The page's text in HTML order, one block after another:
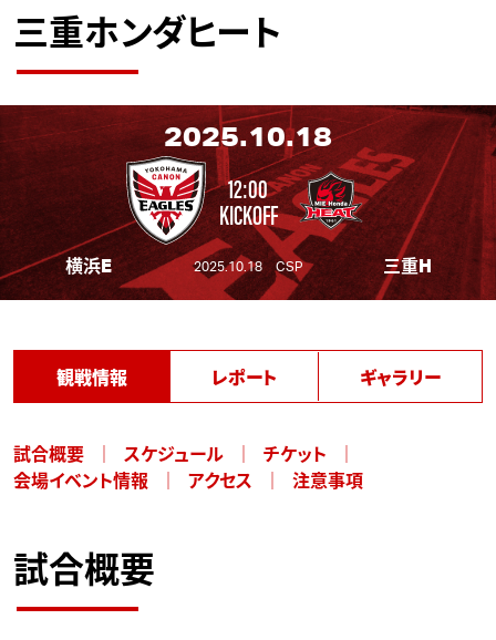
三重ホンダヒート
2025.10.18
12:00
KICKOFF
横浜E 2025.10.18 CSP 三重H
観戦情報 レポート ギャラリー
試合概要 スケジュール
チケット
会場イベント情報
アクセス 注意事項
試合概要